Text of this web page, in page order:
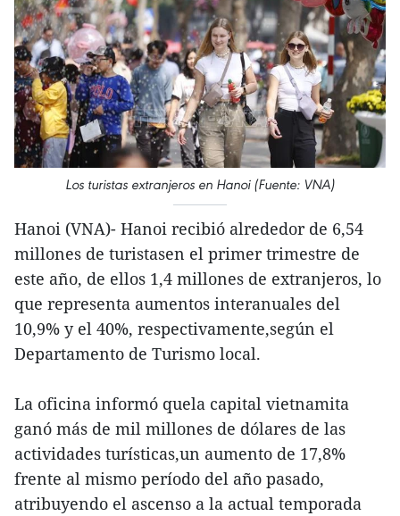
Los turistas extranjeros en Hanoi (Fuente: VNA)
Hanoi (VNA)- Hanoi recibió alrededor de 6,54
millones de turistasen el primer trimestre de
este año, de ellos 1,4 millones de extranjeros, lo
que representa aumentos interanuales del
10,9% y el 40%, respectivamente,según el
Departamento de Turismo local.
La oficina informó quela capital vietnamita
ganó más de mil millones de dólares de las
actividades turísticas,un aumento de 17,8%
frente al mismo período del año pasado,
atribuyendo el ascenso a la actual temporada